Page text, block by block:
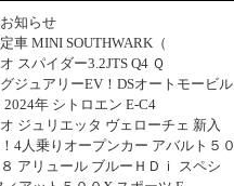
知らせ
車 MINI SOUTHWARK（
スパイダー3.2JTS Q4 Ｑ
ジュアリーEV！DSオートモービル
年 シトロエン E-C4
ジュリエッタ ヴェローチェ 新入
4人乗りオープンカー アバルト５０
アリュール ブルーＨＤｉ スペシ